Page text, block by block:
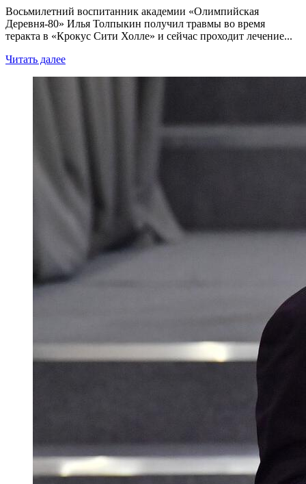
Восьмилетний воспитанник академии «Олимпийская
Деревня-80» Илья Толпыкин получил травмы во время
теракта в «Крокус Сити Холле» и сейчас проходит лечение...
Читать далее